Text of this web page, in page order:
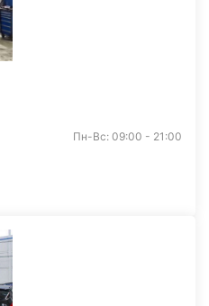
Пн-Вс: 09:00 - 21:00